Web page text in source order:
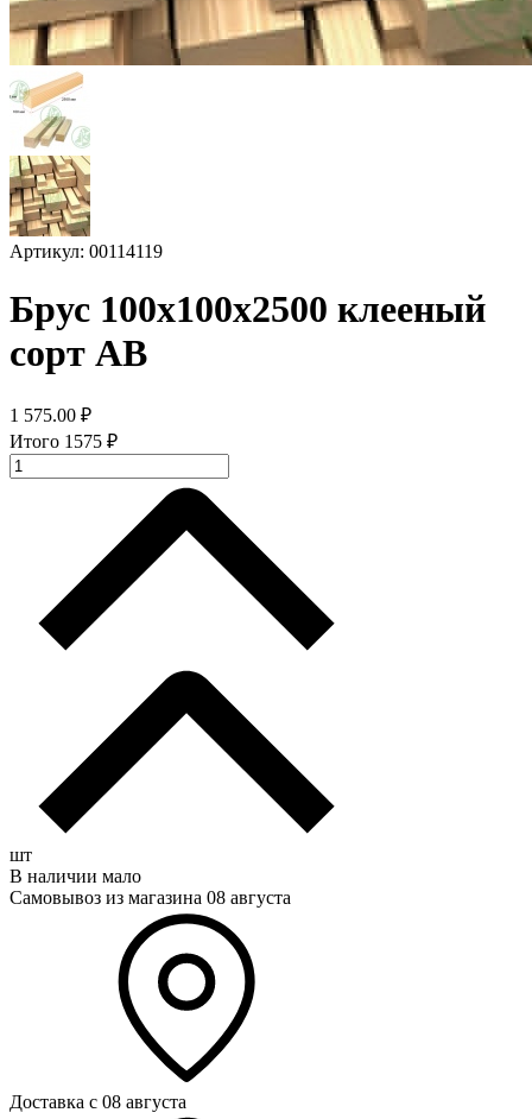
Артикул: 00114119
Брус 100х100х2500 клееный
сорт АВ
1 575.00 ₽
Итого 1575 ₽
шт
В наличии мало
Самовывоз из магазина 08 августа
Доставка с 08 августа